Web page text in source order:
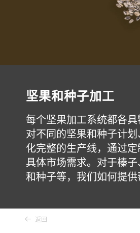
坚果和种子加工
每个坚果加工系统都各
对不同的坚果和种子计
化完整的生产线，通过
具体市场需求。对于榛
和种子等，我们如何提供
返回